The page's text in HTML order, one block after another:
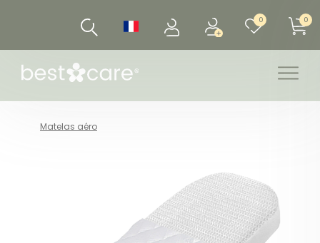
0 0
Matelas aéro